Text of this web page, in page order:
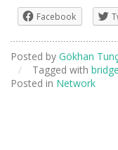
Facebook
Posted by Gökhan
/
Tagged with bridge
Posted in Network